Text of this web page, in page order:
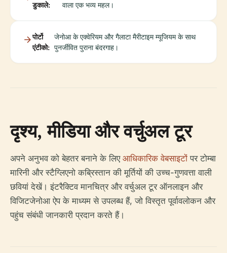
डुकाले:
वाला एक भव्य महल।
पोर्टो
एंटीको:
जेनोआ के एक्वेरियम और गैलाटा मैरीटाइम म्यूजियम के साथ
पुनर्जीवित पुराना बंदरगाह।
दृश्य, मीडिया और वर्चुअल टूर
अपने अनुभव को बेहतर बनाने के लिए आधिकारिक वेबसाइटों पर टोम्बा
मारिनी और स्टैग्लिएनो कब्रिस्तान की मूर्तियों की उच्च-गुणवत्ता वाली
छवियां देखें। इंटरैक्टिव मानचित्र और वर्चुअल टूर ऑनलाइन और
विजिटजेनोआ ऐप के माध्यम से उपलब्ध हैं, जो विस्तृत पूर्वावलोकन और
पहुंच संबंधी जानकारी प्रदान करते हैं।